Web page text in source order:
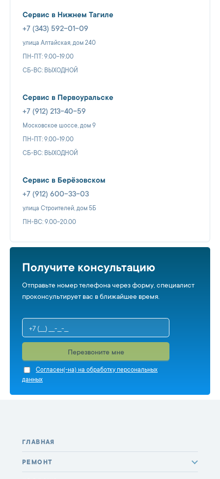
Сервис в Нижнем Тагиле
+7 (343) 592-01-09
улица Алтайская, дом 240
ПН-ПТ: 9.00-19.00
СБ-ВС: ВЫХОДНОЙ
Сервис в Первоуральске
+7 (912) 213-40-59
Московское шоссе, дом 9
ПН-ПТ: 9.00-19.00
СБ-ВС: ВЫХОДНОЙ
Сервис в Берёзовском
+7 (912) 600-33-03
улица Строителей, дом 5Б
ПН-ВС: 9.00-20.00
Получите консультацию
Отправьте номер телефона через форму, специалист
проконсультирует вас в ближайшее время.
Перезвоните мне
Cогласен(-на) на обработку персональных
данных
ГЛАВНАЯ
РЕМОНТ